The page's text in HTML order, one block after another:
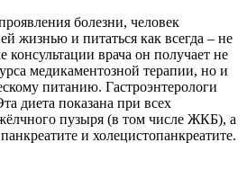
болезни, человек
жизнью и питаться как всегда – не
консультации врача он получает не
медикаментозной терапии, но и
питанию. Гастроэнтерологи
диета показана при всех
пузыря (в том числе ЖКБ), а
и холецистопанкреатите.